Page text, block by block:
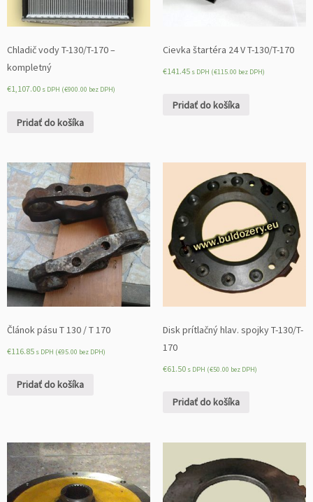
Chladič vody T-130/T-170 –
kompletný
€1,107.00 s DPH (€900.00 bez DPH)
Pridať do košíka
Cievka štartéra 24 V T-130/T-170
€141.45 s DPH (€115.00 bez DPH)
Pridať do košíka
Článok pásu T 130 / T 170
€116.85 s DPH (€95.00 bez DPH)
Pridať do košíka
Disk prítlačný hlav. spojky T-130/T-
170
€61.50 s DPH (€50.00 bez DPH)
Pridať do košíka